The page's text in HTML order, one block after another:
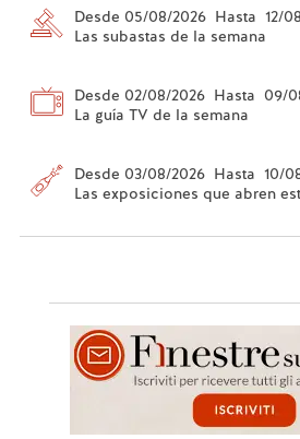
Desde 05/08/2026 Hasta 12/
Las subastas de la semana
Desde 02/08/2026 Hasta 09/
La guía TV de la semana
Desde 03/08/2026 Hasta 10/
Las exposiciones que abren